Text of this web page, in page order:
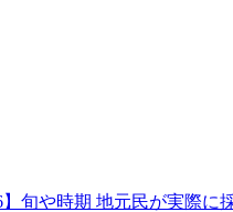
】旬や時期 地元民が実際に